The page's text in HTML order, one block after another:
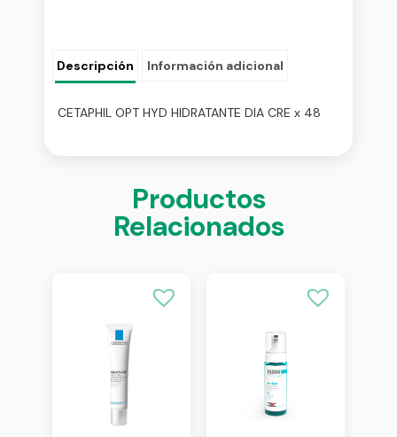
Descripción Información adicional
CETAPHIL OPT HYD HIDRATANTE DIA CRE x 48
Productos
Relacionados